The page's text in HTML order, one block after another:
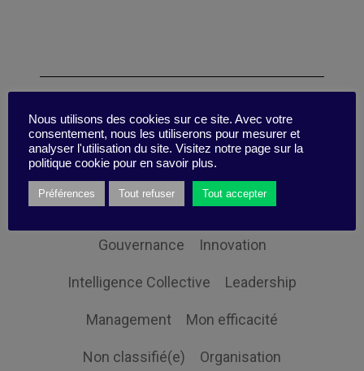
Catégories
Changement Digital
Economie et société Globalisation
Gouvernance Innovation
Intelligence Collective Leadership
Management Mon efficacité
Non classifié(e) Organisation
Nous utilisons des cookies sur ce site. Avec votre
consentement, nous les utiliserons pour mesurer et
analyser l'utilisation du site. Visitez notre page sur la
politique cookie pour en savoir plus.
Préférences Tout refuser Tout accepter